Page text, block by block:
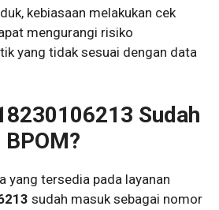
kebiasaan melakukan cek
mengurangi risiko
yang tidak sesuai dengan data
Sudah
yang tersedia pada layanan
sudah masuk sebagai nomor